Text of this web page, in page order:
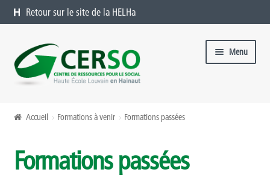
Retour sur le site de la HELHa
Aller à la navigation
Aller au contenu Menu
Formations à venir
Accueil Formations à venir Formations passées
Formations passées